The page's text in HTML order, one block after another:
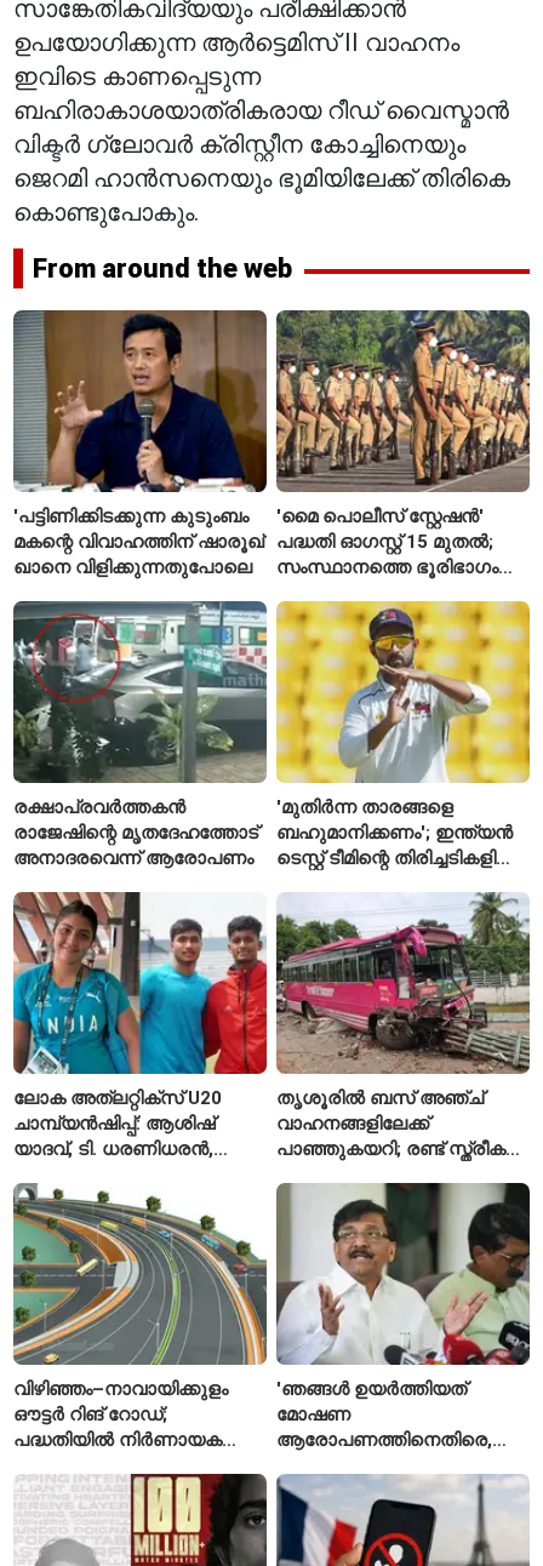
സാങ്കേതികവിദ്യയും പരീക്ഷിക്കാൻ
ഉപയോഗിക്കുന്ന ആർട്ടെമിസ് II വാഹനം
ഇവിടെ കാണപ്പെടുന്ന
ബഹിരാകാശയാത്രികരായ റീഡ് വൈസ്മാൻ
വിക്ടർ ഗ്ലോവർ ക്രിസ്റ്റീന കോച്ചിനെയും
ജെറമി ഹാൻസനെയും ഭൂമിയിലേക്ക് തിരികെ
കൊണ്ടുപോകും.
From around the web
'പട്ടിണിക്കിടക്കുന്ന കുടുംബം
മകന്റെ വിവാഹത്തിന് ഷാരൂഖ്
ഖാനെ വിളിക്കുന്നതുപോലെ
'മൈ പൊലീസ് സ്റ്റേഷൻ'
പദ്ധതി ഓഗസ്റ്റ് 15 മുതൽ;
സംസ്ഥാനത്തെ ഭൂരിഭാഗം
എസ്‌ഐമാർക്ക്
രക്ഷാപ്രവർത്തകൻ
രാജേഷിന്റെ മൃതദേഹത്തോട്
അനാദരവെന്ന് ആരോപണം
'മുതിർന്ന താരങ്ങളെ
ബഹുമാനിക്കണം'; ഇന്ത്യൻ
ടെസ്റ്റ് ടീമിന്റെ തിരിച്ചടികളിൽ
രഹാനെ
ലോക അത്‌ലറ്റിക്സ് U20
ചാമ്പ്യൻഷിപ്പ്: ആശിഷ്
യാദവ്, ടി. ധരണിധരൻ,
ഫൈനലിൽ
തൃശൂരിൽ ബസ് അഞ്ച്
വാഹനങ്ങളിലേക്ക്
പാഞ്ഞുകയറി; രണ്ട് സ്ത്രീകൾ
വിഴിഞ്ഞം–നാവായിക്കുളം
ഔട്ടർ റിങ് റോഡ്;
പദ്ധതിയിൽ നിർണായക
വിശദീകരണം
'ഞങ്ങൾ ഉയർത്തിയത്
മോഷണ
ആരോപണത്തിനെതിരെ,
റിജിജുവിന് മറുപടിയുമായി
സഞ്ജയ് റാവത്ത്